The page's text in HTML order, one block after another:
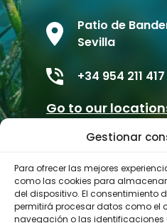
Gestionar
Para ofrecer las mejores
como las cookies para
del dispositivo. El consentimiento
permitirá procesar datos como el
navegación o las identificaciones
Patio de
Sevilla
+34 954 211 417
Go to our